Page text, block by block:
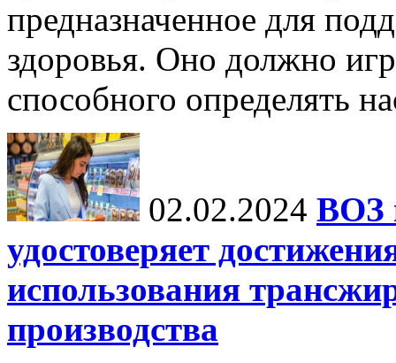
предназначенное для
здоровья. Оно должно
способного определять
02.02.2024 ВОЗ
удостоверяет
использования
производства